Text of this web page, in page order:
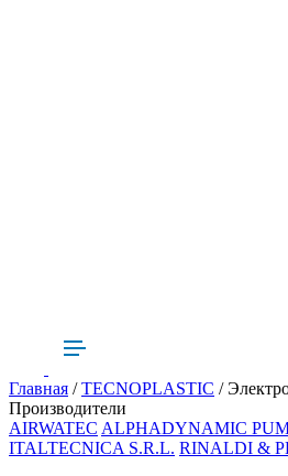
Главная /TECNOPLASTIC /
Производители
AIRWATEC ALPHADYNAMIC
ITALTECNICA S.R.L. RINALDI &